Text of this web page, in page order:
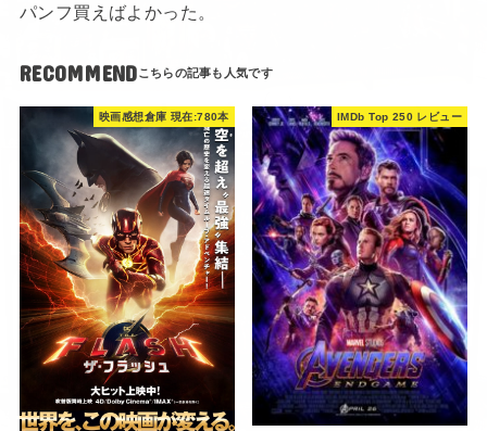
パンフ買えばよかった。
RECOMMEND
映画感想倉庫 現在:780本 IMDb Top 250 レビュー